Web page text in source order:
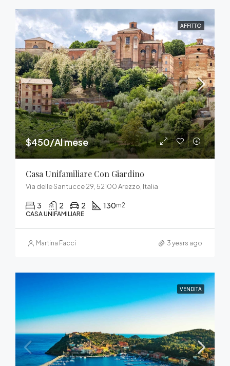
AFFITTO
$450/Al mese
Casa Unifamiliare Con Giardino
Via delle Santucce 29, 52100 Arezzo, Italia
3 2 2 130m2
CASA UNIFAMILIARE
Martina Facci 3 years ago
VENDITA